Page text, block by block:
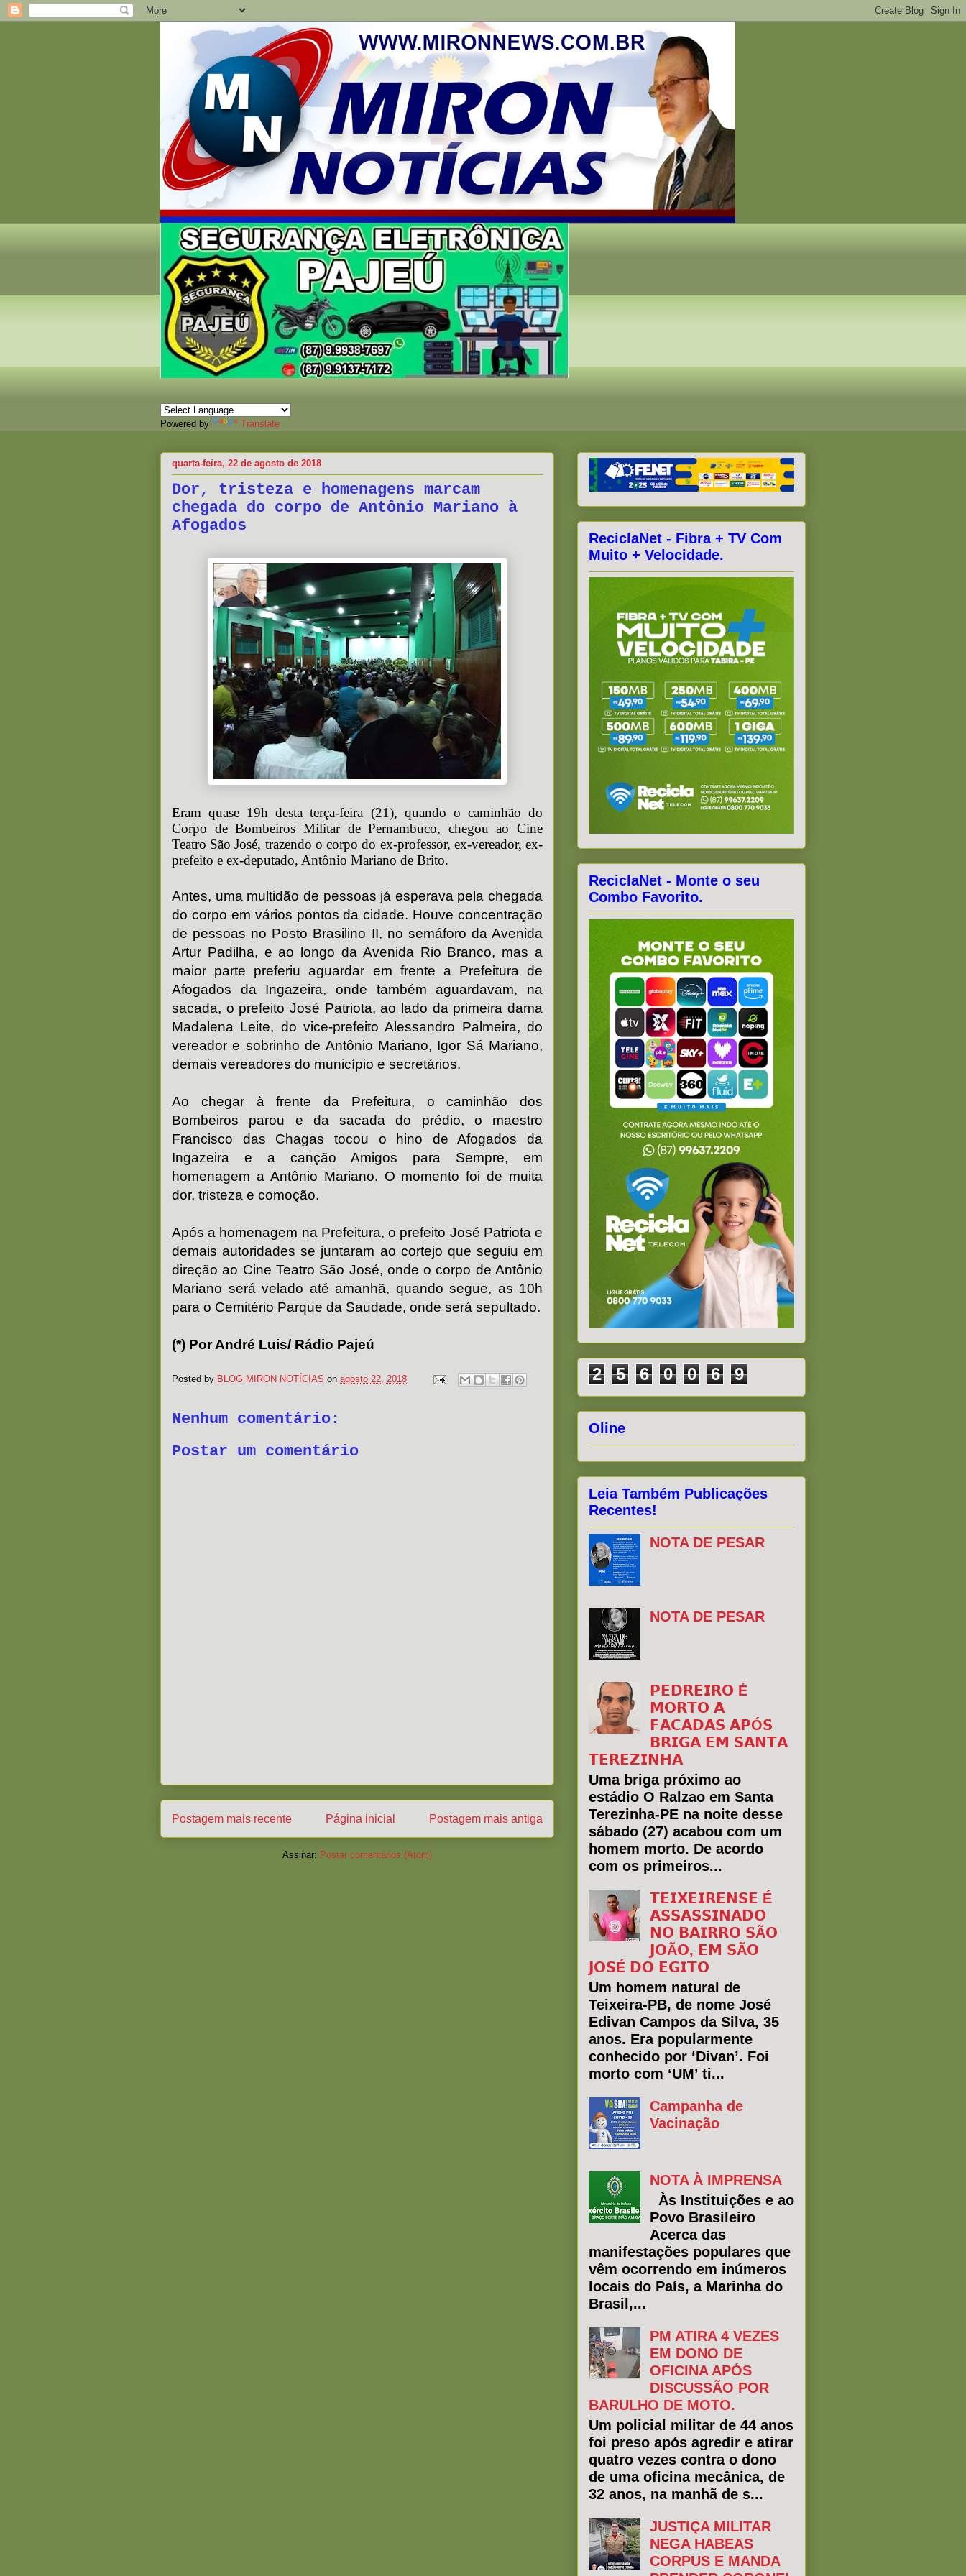
Powered by Translate
quarta-feira, 22 de agosto de 2018
Dor, tristeza e homenagens marcam
chegada do corpo de Antônio Mariano à
Afogados
Eram quase 19h desta terça-feira (21), quando o caminhão do
Corpo de Bombeiros Militar de Pernambuco, chegou ao Cine
Teatro São José, trazendo o corpo do ex-professor, ex-vereador, ex-
prefeito e ex-deputado, Antônio Mariano de Brito.
Antes, uma multidão de pessoas já esperava pela chegada
do corpo em vários pontos da cidade. Houve concentração
de pessoas no Posto Brasilino II, no semáforo da Avenida
Artur Padilha, e ao longo da Avenida Rio Branco, mas a
maior parte preferiu aguardar em frente a Prefeitura de
Afogados da Ingazeira, onde também aguardavam, na
sacada, o prefeito José Patriota, ao lado da primeira dama
Madalena Leite, do vice-prefeito Alessandro Palmeira, do
vereador e sobrinho de Antônio Mariano, Igor Sá Mariano,
demais vereadores do município e secretários.
Ao chegar à frente da Prefeitura, o caminhão dos
Bombeiros parou e da sacada do prédio, o maestro
Francisco das Chagas tocou o hino de Afogados da
Ingazeira e a canção Amigos para Sempre, em
homenagem a Antônio Mariano. O momento foi de muita
dor, tristeza e comoção.
Após a homenagem na Prefeitura, o prefeito José Patriota e
demais autoridades se juntaram ao cortejo que seguiu em
direção ao Cine Teatro São José, onde o corpo de Antônio
Mariano será velado até amanhã, quando segue, as 10h
para o Cemitério Parque da Saudade, onde será sepultado.
(*) Por André Luis/ Rádio Pajeú
Posted by BLOG MIRON NOTÍCIAS on agosto 22, 2018
Nenhum comentário:
Postar um comentário
Postagem mais recente Postagem mais antiga
Página inicial
Assinar: Postar comentários (Atom)
ReciclaNet - Fibra + TV Com
Muito + Velocidade.
ReciclaNet - Monte o seu
Combo Favorito.
2 5 6 0 0 6 9
Oline
Leia Também Publicações
Recentes!
NOTA DE PESAR
NOTA DE PESAR
𝗣𝗘𝗗𝗥𝗘𝗜𝗥𝗢 É
𝗠𝗢𝗥𝗧𝗢 𝗔
𝗙𝗔𝗖𝗔𝗗𝗔𝗦 𝗔𝗣Ó𝗦
𝗕𝗥𝗜𝗚𝗔 𝗘𝗠 𝗦𝗔𝗡𝗧𝗔
𝗧𝗘𝗥𝗘𝗭𝗜𝗡𝗛𝗔
Uma briga próximo ao
estádio O Ralzao em Santa
Terezinha-PE na noite desse
sábado (27) acabou com um
homem morto. De acordo
com os primeiros...
𝗧𝗘𝗜𝗫𝗘𝗜𝗥𝗘𝗡𝗦𝗘 É
𝗔𝗦𝗦𝗔𝗦𝗦𝗜𝗡𝗔𝗗𝗢
𝗡𝗢 𝗕𝗔𝗜𝗥𝗥𝗢 𝗦Ã𝗢
𝗝𝗢Ã𝗢, 𝗘𝗠 𝗦Ã𝗢
𝗝𝗢𝗦É 𝗗𝗢 𝗘𝗚𝗜𝗧𝗢
Um homem natural de
Teixeira-PB, de nome José
Edivan Campos da Silva, 35
anos. Era popularmente
conhecido por ‘Divan’. Foi
morto com ‘UM’ ti...
Campanha de
Vacinação
NOTA À IMPRENSA
Às Instituições e ao
Povo Brasileiro
Acerca das
manifestações populares que
vêm ocorrendo em inúmeros
locais do País, a Marinha do
Brasil,...
PM ATIRA 4 VEZES
EM DONO DE
OFICINA APÓS
DISCUSSÃO POR
BARULHO DE MOTO.
Um policial militar de 44 anos
foi preso após agredir e atirar
quatro vezes contra o dono
de uma oficina mecânica, de
32 anos, na manhã de s...
JUSTIÇA MILITAR
NEGA HABEAS
CORPUS E MANDA